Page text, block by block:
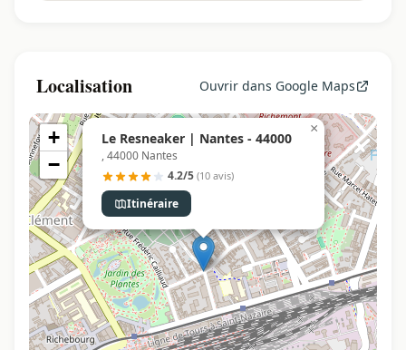
Localisation Ouvrir dans Google Maps
Le Resneaker | Nantes - 44000
, 44000 Nantes
4.2/5 (10 avis)
Itinéraire
×
+
−